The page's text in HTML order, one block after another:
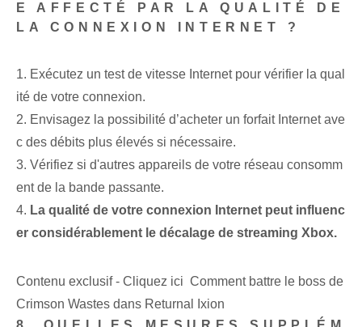
E AFFECTÉ PAR LA QUALITÉ DE
LA CONNEXION INTERNET ?
1. Exécutez un test de vitesse Internet pour vérifier la qual
ité de votre connexion.
2. Envisagez la possibilité d’acheter un forfait Internet ave
c des débits plus élevés si nécessaire.
3. Vérifiez si d'autres appareils de votre réseau consomm
ent de la bande passante.
4. La qualité de votre connexion Internet peut influenc
er considérablement le décalage de streaming Xbox.
Contenu exclusif - Cliquez ici Comment battre le boss de
Crimson Wastes dans Returnal Ixion